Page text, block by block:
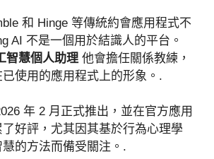
和 Hinge 等傳統約會應用程式不
AI 不是一個用於結識人的平台。
智慧個人助理 他會擔任關係教練，
使用的應用程式上的形象。.
年 2 月正式推出，並在官方應用
好評，尤其因其基於行為心理學
的方法而備受關注。.